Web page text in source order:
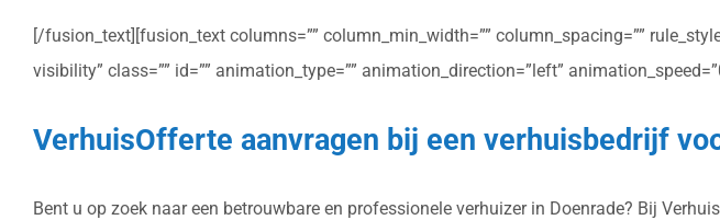
[/fusion_text][fusion_text columns=”” column_min_width=”” column_spacing=””
visibility” class=”” id=”” animation_type=”” animation_direction=”left”
VerhuisOfferte aanvragen bij een verhuisbedrijf
Bent u op zoek naar een betrouwbare en professionele verhuizer in Doenrade? Bij